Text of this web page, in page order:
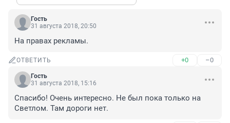
Гость
31 августа 2018, 20:50
На правах рекламы.
ОТВЕТИТЬ +0 –0
Гость
31 августа 2018, 15:16
Спасибо! Очень интересно. Не был пока только на
Светлом. Там дороги нет.